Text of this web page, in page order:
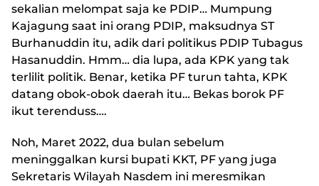
sekalian melompat saja ke PDIP… Mumpung
Kajagung saat ini orang PDIP, maksudnya ST
Burhanuddin itu, adik dari politikus PDIP Tubagus
Hasanuddin. Hmm… dia lupa, ada KPK yang tak
terlilit politik. Benar, ketika PF turun tahta, KPK
datang obok-obok daerah itu… Bekas borok PF
ikut terenduss….
Noh, Maret 2022, dua bulan sebelum
meninggalkan kursi bupati KKT, PF yang juga
Sekretaris Wilayah Nasdem ini meresmikan